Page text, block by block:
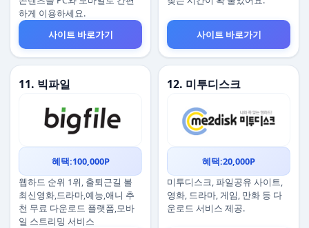
하게 이용하세요.
사이트 바로가기
사이트 바로가기
11. 빅파일
혜택:100,000P
웹하드 순위 1위, 출퇴근길 볼
최신영화,드라마,예능,애니 추
천 무료 다운로드 플랫폼,모바
일 스트리밍 서비스
12. 미투디스크
혜택:20,000P
미투디스크, 파일공유 사이트,
영화, 드라마, 게임, 만화 등 다
운로드 서비스 제공.